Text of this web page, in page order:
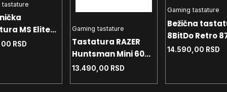
tastature
MS Elite
Full Layout -
RSD
Gaming tastature
Tastatura RAZER
Huntsman Mini 60%
Opto-Gaming
13.490,00 RSD
Gaming tastature
Bežična
8BitDo Retro
mehanička -
14.590,00 RSD